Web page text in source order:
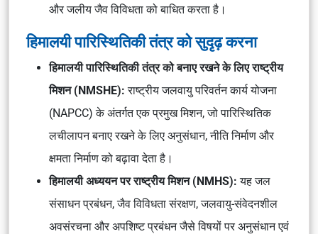
और जलीय जैव विविधता को बाधित करता है।
हिमालयी पारिस्थितिकी तंत्र को सुदृढ़ करना
हिमालयी पारिस्थितिकी तंत्र को बनाए रखने के लिए राष्ट्रीय
मिशन (NMSHE): राष्ट्रीय जलवायु परिवर्तन कार्य योजना
(NAPCC) के अंतर्गत एक प्रमुख मिशन, जो पारिस्थितिक
लचीलापन बनाए रखने के लिए अनुसंधान, नीति निर्माण और
क्षमता निर्माण को बढ़ावा देता है।
हिमालयी अध्ययन पर राष्ट्रीय मिशन (NMHS): यह जल
संसाधन प्रबंधन, जैव विविधता संरक्षण, जलवायु-संवेदनशील
अवसंरचना और अपशिष्ट प्रबंधन जैसे विषयों पर अनुसंधान एवं